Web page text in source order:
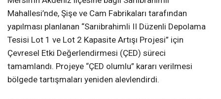
Mahallesi’nde, Şişe ve Cam Fabrikaları tarafından
yapılması planlanan “Sarıibrahimli II Düzenli Depolama
Tesisi Lot 1 ve Lot 2 Kapasite Artışı Projesi” için
Çevresel Etki Değerlendirmesi (ÇED) süreci
tamamlandı. Projeye “ÇED olumlu” kararı verilmesi
bölgede tartışmaları yeniden alevlendirdi.